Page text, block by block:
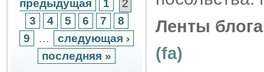
предыдущая 1
2
3
4 5 6 7
8
9
…
следующая ›
последняя »
Ленты
(fa)